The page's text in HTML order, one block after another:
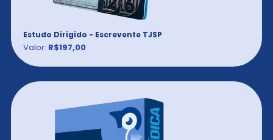
Estudo Dirigido - Escrevente TJSP
Valor: R$197,00